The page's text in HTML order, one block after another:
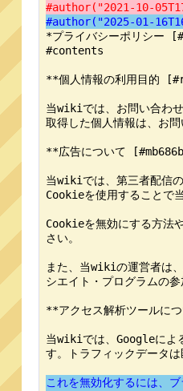
#author("2021-10-
#author("2025-01-
*プライバシーポリシー
#contents
**個人情報の利用目的
当wikiでは、お問い合わせ
取得した個人情報は、お
**広告について
当wikiでは、第三者配信
Cookieを使用することで
Cookieを無効にする方
さい。
また、当wikiの運営者は
シエイト・プログラムの参
**アクセス解析ツールに
当wikiでは、Googleによ
す。トラフィックデータ
これを無効化するには